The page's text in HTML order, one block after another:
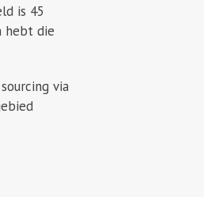
is 45
hebt die
via